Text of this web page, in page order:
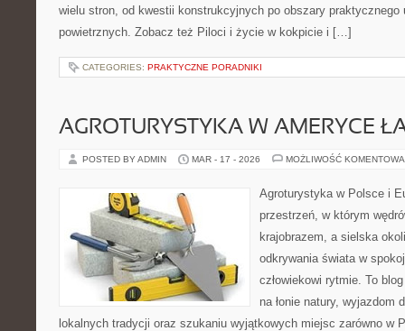
wielu stron, od kwestii konstrukcyjnych po obszary praktycznego
powietrznych. Zobacz też Piloci i życie w kokpicie i […]
CATEGORIES: PRAKTYCZNE PORADNIKI
AGROTURYSTYKA W AMERYCE
POSTED BY ADMIN MAR - 17 - 2026 MOŻLIWOŚĆ
Agroturystyka w Polsce i
przestrzeń, w którym
krajobrazem, a sielska
odkrywania świata w
człowiekowi rytmie. To
na łonie natury, wyjazdom
lokalnych tradycji oraz szukaniu wyjątkowych miejsc zarówno w